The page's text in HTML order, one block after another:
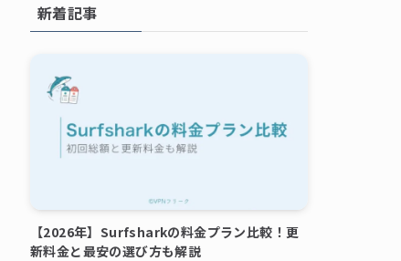
新着記事
【2026年】Surfsharkの料金プラン比較！更
新料金と最安の選び方も解説